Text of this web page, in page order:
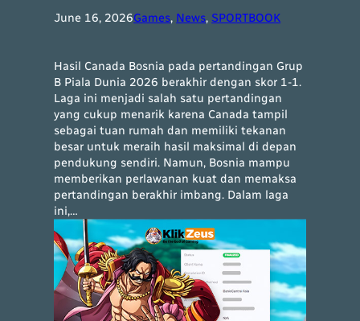
June 16, 2026Games, News, SPORTBOOK
Hasil Canada Bosnia pada pertandingan Grup
B Piala Dunia 2026 berakhir dengan skor 1-1.
Laga ini menjadi salah satu pertandingan
yang cukup menarik karena Canada tampil
sebagai tuan rumah dan memiliki tekanan
besar untuk meraih hasil maksimal di depan
pendukung sendiri. Namun, Bosnia mampu
memberikan perlawanan kuat dan memaksa
pertandingan berakhir imbang. Dalam laga
ini,…